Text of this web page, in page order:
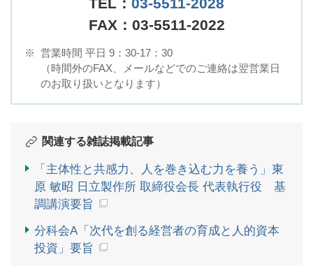
TEL： 03-5511-2028
FAX：03-5511-2022
※ 営業時間 平日 9：30-17：30
（時間外のFAX、メールなどでのご連絡は翌営業日
のお取り扱いとなります）
関連する雑誌掲載記事
「主体性と共感力、人を巻き込む力を養う」東
原 敏昭 日立製作所 取締役会長 代表執行役 基
調講演要旨
分科会A「次代を創る経営者の育成と人的資本
投資」要旨